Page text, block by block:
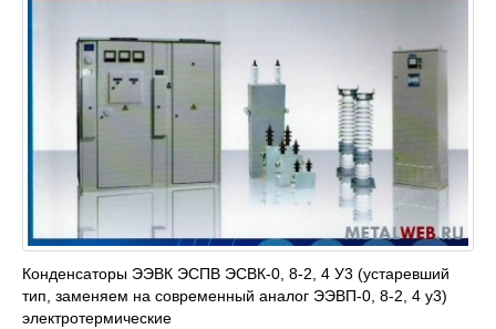
Конденсаторы ЭЭВК ЭСПВ ЭСВК-0, 8-2, 4 У3 (устаревший
тип, заменяем на современный аналог ЭЭВП-0, 8-2, 4 у3)
электротермические